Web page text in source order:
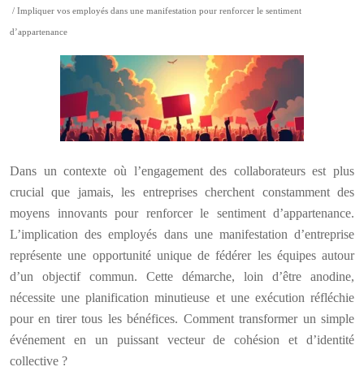
/ Impliquer vos employés dans une manifestation pour renforcer le sentiment
d’appartenance
Dans un contexte où l’engagement des collaborateurs est plus
crucial que jamais, les entreprises cherchent constamment des
moyens innovants pour renforcer le sentiment d’appartenance.
L’implication des employés dans une manifestation d’entreprise
représente une opportunité unique de fédérer les équipes autour
d’un objectif commun. Cette démarche, loin d’être anodine,
nécessite une planification minutieuse et une exécution réfléchie
pour en tirer tous les bénéfices. Comment transformer un simple
événement en un puissant vecteur de cohésion et d’identité
collective ?